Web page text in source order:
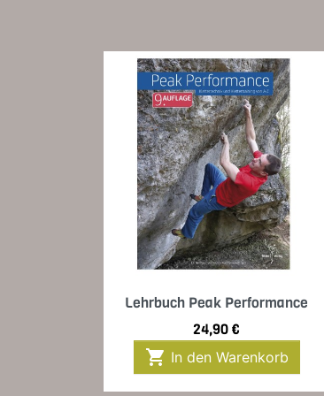
Vorschau
Lehrbuch Peak Performance
Preis
24,90 €
 In den Warenkorb